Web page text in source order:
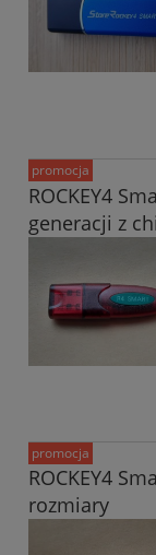
ROCKEY4
generacji z
promocja
ROCKEY4
rozmiary
promocja